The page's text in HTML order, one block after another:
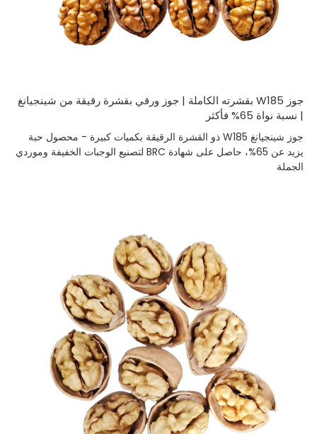
جوز W185 بقشرته الكاملة | جوز ورقي بقشرة رقيقة من شينجيانغ
| نسبة نواة 65% فأكثر
جوز شينجيانغ W185 ذو القشرة الرقيقة بكميات كبيرة - محصول حبة
يزيد عن 65%، حاصل على شهادة BRC لتصنيع الوجبات الخفيفة وموردي
الجملة